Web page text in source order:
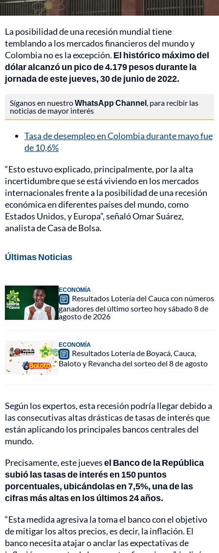
La posibilidad de una recesión mundial tiene
temblando a los mercados financieros del mundo y
Colombia no es la excepción. El histórico máximo del
dólar alcanzó un pico de 4.179 pesos durante la
jornada de este jueves, 30 de junio de 2022.
Síganos en nuestroWhatsApp Channel , para recibir las
noticias de mayor interés
Tasa de desempleo en Colombia durante mayo fue
de 10,6%
“Esto estuvo explicado, principalmente, por la alta
incertidumbre que se está viviendo en los mercados
internacionales frente a la posibilidad de una recesión
económica en diferentes países del mundo, como
Estados Unidos, y Europa”, señaló Omar Suárez,
analista de Casa de Bolsa.
Últimas Noticias
ECONOMÍA
Resultados Lotería del Cauca con números
ganadores del último sorteo hoy sábado 8 de
agosto de 2026
ECONOMÍA
Resultados Lotería de Boyacá, Cauca,
Baloto y Revancha del sorteo del 8 de agosto
Según los expertos, esta recesión podría llegar debido a
las consecutivas altas drásticas de tasas de interés que
están aplicando los principales bancos centrales del
mundo.
Precisamente, este juevesel Banco de la República
subió las tasas de interés en 150 puntos
porcentuales, ubicándolas en 7,5%, una de las
cifras más altas en los últimos 24 años.
“Esta medida agresiva la toma el banco con el objetivo
de mitigar los altos precios, es decir, la inflación. El
banco necesita atajar o anclar las expectativas de